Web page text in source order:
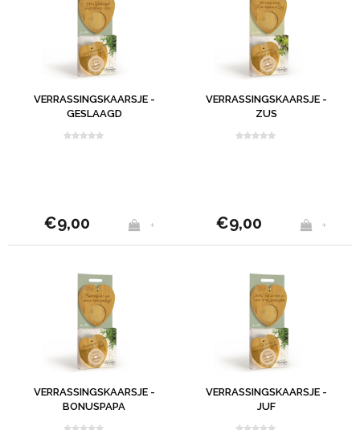
VERRASSINGSKAARSJE -
GESLAAGD
€9,00 +
VERRASSINGSKAARSJE -
ZUS
€9,00 +
VERRASSINGSKAARSJE -
BONUSPAPA
VERRASSINGSKAARSJE -
JUF